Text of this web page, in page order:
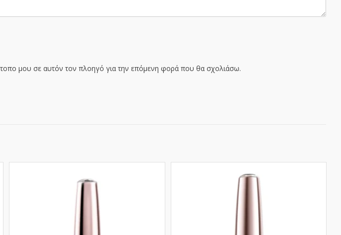
μου σε αυτόν τον πλοηγό για την επόμενη φορά που θα σχολιάσω.